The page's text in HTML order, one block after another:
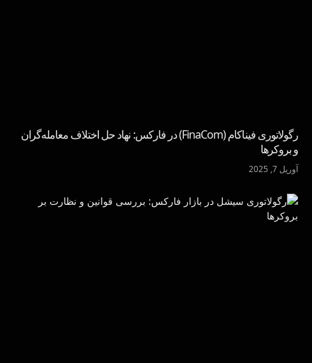
رگولاتوری فیناکام (FinaCom) در فارکس: نهاد حل اختلاف معامله‌گران
و بروکرها
آوریل 7, 2025